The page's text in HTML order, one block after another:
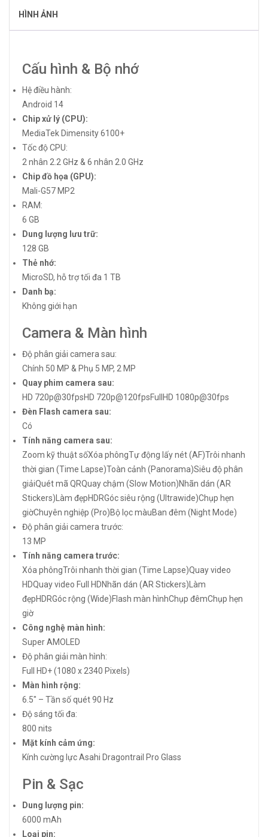
HÌNH ẢNH
Cấu hình & Bộ nhớ
Hệ điều hành:
Android 14
Chip xử lý (CPU):
MediaTek Dimensity 6100+
Tốc độ CPU:
2 nhân 2.2 GHz & 6 nhân 2.0 GHz
Chip đồ họa (GPU):
Mali-G57 MP2
RAM:
6 GB
Dung lượng lưu trữ:
128 GB
Thẻ nhớ:
MicroSD, hỗ trợ tối đa 1 TB
Danh bạ:
Không giới hạn
Camera & Màn hình
Độ phân giải camera sau:
Chính 50 MP & Phụ 5 MP, 2 MP
Quay phim camera sau:
HD 720p@30fpsHD 720p@120fpsFullHD 1080p@30fps
Đèn Flash camera sau:
Có
Tính năng camera sau:
Zoom kỹ thuật sốXóa phôngTự động lấy nét (AF)Trôi nhanh
thời gian (Time Lapse)Toàn cảnh (Panorama)Siêu độ phân
giảiQuét mã QRQuay chậm (Slow Motion)Nhãn dán (AR
Stickers)Làm đẹpHDRGóc siêu rộng (Ultrawide)Chụp hẹn
giờChuyên nghiệp (Pro)Bộ lọc màuBan đêm (Night Mode)
Độ phân giải camera trước:
13 MP
Tính năng camera trước:
Xóa phôngTrôi nhanh thời gian (Time Lapse)Quay video
HDQuay video Full HDNhãn dán (AR Stickers)Làm
đẹpHDRGóc rộng (Wide)Flash màn hìnhChụp đêmChụp hẹn
giờ
Công nghệ màn hình:
Super AMOLED
Độ phân giải màn hình:
Full HD+ (1080 x 2340 Pixels)
Màn hình rộng:
6.5″ – Tần số quét 90 Hz
Độ sáng tối đa:
800 nits
Mặt kính cảm ứng:
Kính cường lực Asahi Dragontrail Pro Glass
Pin & Sạc
Dung lượng pin:
6000 mAh
Loại pin: